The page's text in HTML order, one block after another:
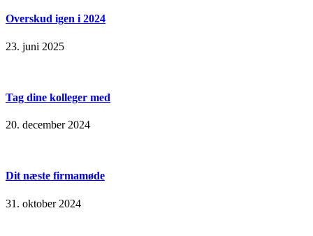
Overskud igen i 2024
23. juni 2025
Tag dine kolleger med
20. december 2024
Dit næste firmamøde
31. oktober 2024